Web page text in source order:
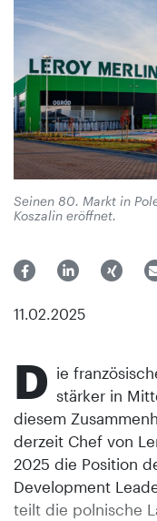
Seinen 80. Markt in
Koszalin eröffnet.
11.02.2025
D ie
stärker in
diesem
derzeit Chef von
2025 die Position
Development
teilt die polnische